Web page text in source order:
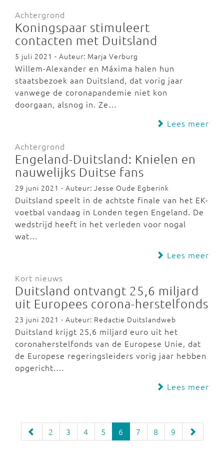
Achtergrond
Koningspaar stimuleert
contacten met Duitsland
5 juli 2021 - Auteur: Marja Verburg
Willem-Alexander en Máxima halen hun
staatsbezoek aan Duitsland, dat vorig jaar
vanwege de coronapandemie niet kon
doorgaan, alsnog in. Ze…
Lees meer
Achtergrond
Engeland-Duitsland: Knielen en
nauwelijks Duitse fans
29 juni 2021 - Auteur: Jesse Oude Egberink
Duitsland speelt in de achtste finale van het EK-
voetbal vandaag in Londen tegen Engeland. De
wedstrijd heeft in het verleden voor nogal
wat…
Lees meer
Kort nieuws
Duitsland ontvangt 25,6 miljard
uit Europees corona-herstelfonds
23 juni 2021 - Auteur: Redactie Duitslandweb
Duitsland krijgt 25,6 miljard euro uit het
coronaherstelfonds van de Europese Unie, dat
de Europese regeringsleiders vorig jaar hebben
opgericht.…
Lees meer
2 3 4 5 6 7 8 9